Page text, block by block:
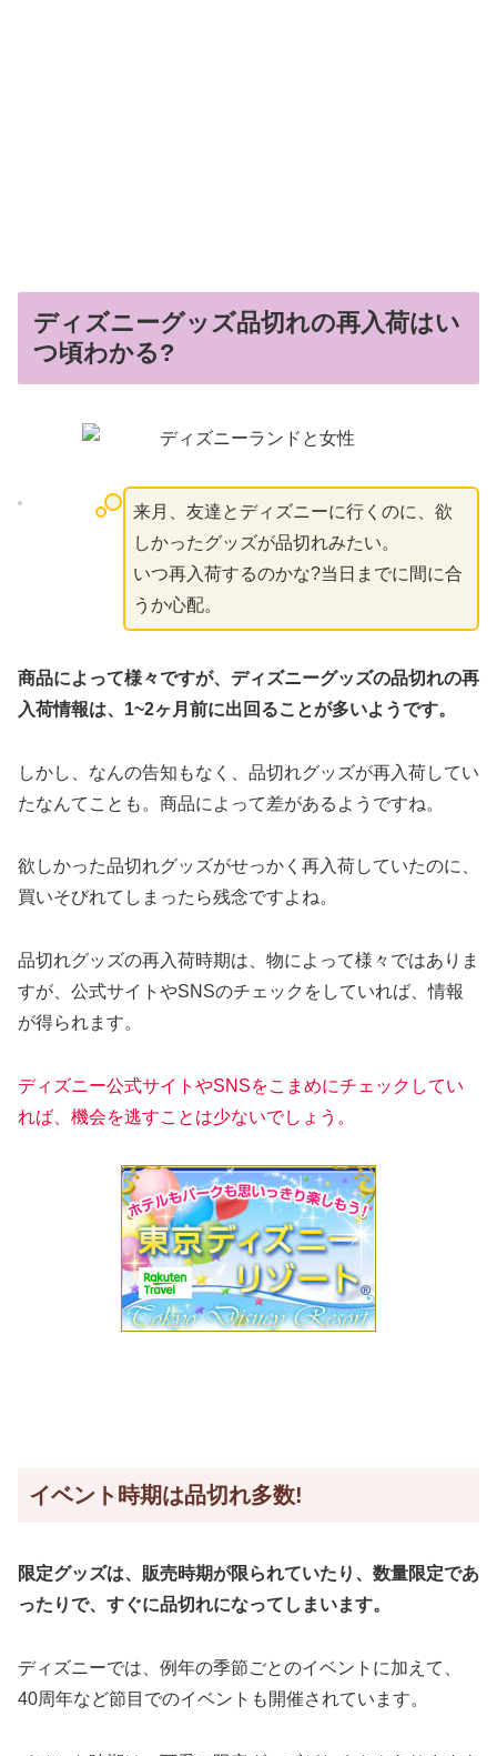
ディズニーグッズ品切れの再入荷はい
つ頃わかる?
来月、友達とディズニーに行くのに、欲
しかったグッズが品切れみたい。
いつ再入荷するのかな?当日までに間に合
うか心配。
商品によって様々ですが、ディズニーグッズの品切れの再
入荷情報は、1~2ヶ月前に出回ることが多いようです。
しかし、なんの告知もなく、品切れグッズが再入荷してい
たなんてことも。商品によって差があるようですね。
欲しかった品切れグッズがせっかく再入荷していたのに、
買いそびれてしまったら残念ですよね。
品切れグッズの再入荷時期は、物によって様々ではありま
すが、公式サイトやSNSのチェックをしていれば、情報
が得られます。
ディズニー公式サイトやSNSをこまめにチェックしてい
れば、機会を逃すことは少ないでしょう。
イベント時期は品切れ多数!
限定グッズは、販売時期が限られていたり、数量限定であ
ったりで、すぐに品切れになってしまいます。
ディズニーでは、例年の季節ごとのイベントに加えて、
40周年など節目でのイベントも開催されています。